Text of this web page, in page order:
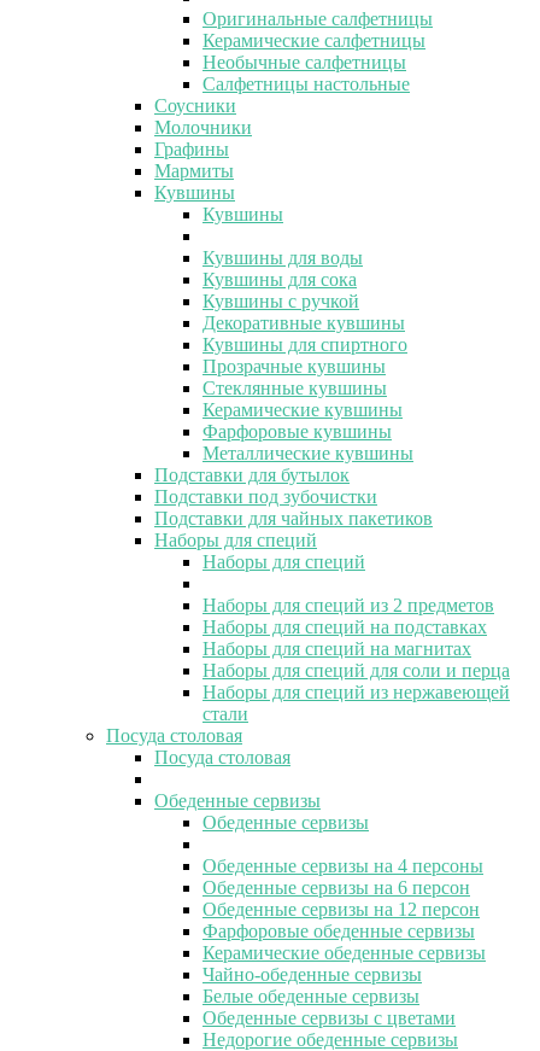
Оригинальные салфетницы
Керамические салфетницы
Необычные салфетницы
Салфетницы настольные
Соусники
Молочники
Графины
Мармиты
Кувшины
Кувшины
Кувшины для воды
Кувшины для сока
Кувшины с ручкой
Декоративные кувшины
Кувшины для спиртного
Прозрачные кувшины
Стеклянные кувшины
Керамические кувшины
Фарфоровые кувшины
Металлические кувшины
Подставки для бутылок
Подставки под зубочистки
Подставки для чайных пакетиков
Наборы для специй
Наборы для специй
Наборы для специй из 2 предметов
Наборы для специй на подставках
Наборы для специй на магнитах
Наборы для специй для соли и перца
Наборы для специй из нержавеющей
стали
Посуда столовая
Посуда столовая
Обеденные сервизы
Обеденные сервизы
Обеденные сервизы на 4 персоны
Обеденные сервизы на 6 персон
Обеденные сервизы на 12 персон
Фарфоровые обеденные сервизы
Керамические обеденные сервизы
Чайно-обеденные сервизы
Белые обеденные сервизы
Обеденные сервизы с цветами
Недорогие обеденные сервизы